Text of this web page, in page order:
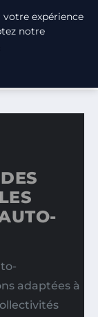
POUR…
adaptées à
expérience
notre